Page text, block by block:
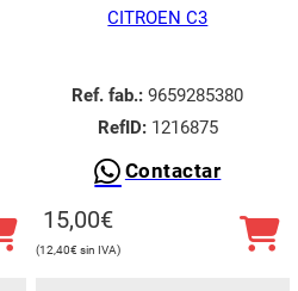
CITROEN C3
Ref. fab.: 9659285380
RefID:1216875
Contactar
15,00€
12,40€